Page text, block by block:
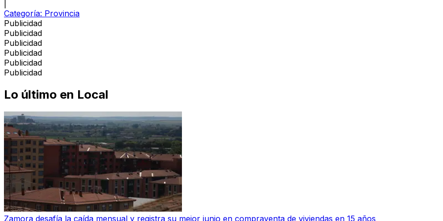
Categoría: Provincia
Publicidad
Publicidad
Publicidad
Publicidad
Publicidad
Publicidad
Lo último en Local
Zamora desafía la caída mensual y registra su mejor junio en compraventa de viviendas en 15 años